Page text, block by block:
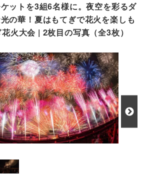
ットを3組6名様に。夜空を彩るダ
の華！夏はもてぎで花火を楽しも
火大会 | 2枚目の写真（全3枚）